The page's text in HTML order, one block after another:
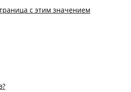
с этим значением